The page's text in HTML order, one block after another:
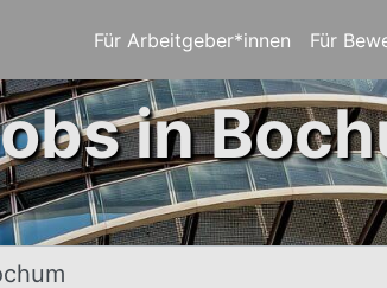
Für Arbeitgeber*innen Für
in